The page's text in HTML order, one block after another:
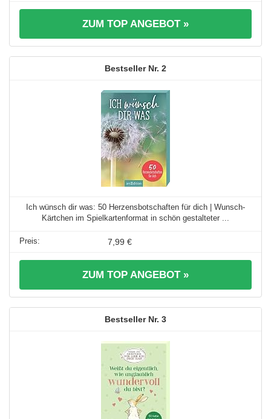
ZUM TOP ANGEBOT »
2
Ich wünsch dir was: 50 Herzensbotschaften für dich | Wunsch-
Kärtchen im Spielkartenformat in schön gestalteter ...
7,99 €
ZUM TOP ANGEBOT »
3